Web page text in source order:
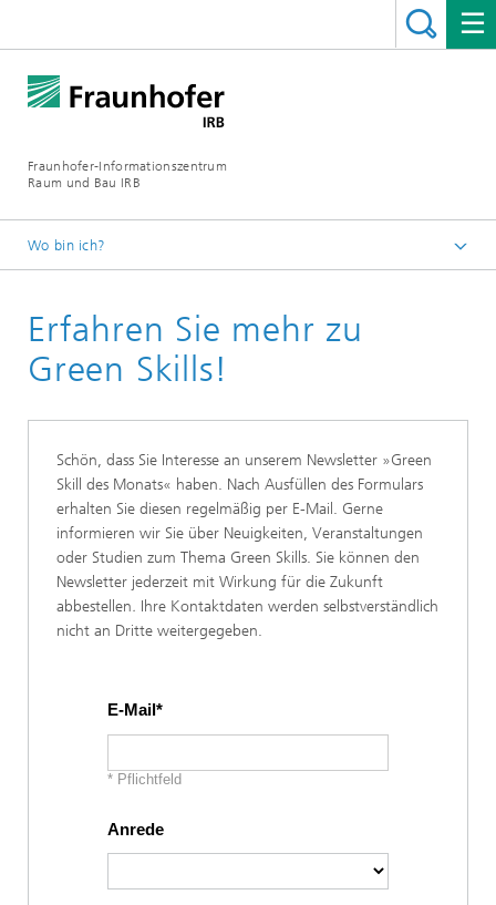
Fraunhofer-Informationszentrum
Raum und Bau IRB
Wo bin ich?
Leistungen
Transformation
Erfahren Sie mehr zu
Green Skills!
Schön, dass Sie Interesse an unserem Newsletter »Green
Skill des Monats« haben. Nach Ausfüllen des Formulars
erhalten Sie diesen regelmäßig per E-Mail. Gerne
informieren wir Sie über Neuigkeiten, Veranstaltungen
oder Studien zum Thema Green Skills. Sie können den
Newsletter jederzeit mit Wirkung für die Zukunft
abbestellen. Ihre Kontaktdaten werden selbstverständlich
nicht an Dritte weitergegeben.
E-Mail
* Pflichtfeld
Anrede